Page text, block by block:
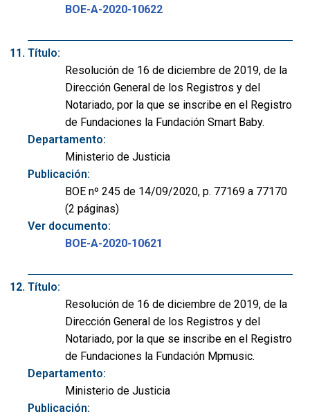
BOE-A-2020-10622
Título:
Resolución de 16 de diciembre de 2019, de la
Dirección General de los Registros y del
Notariado, por la que se inscribe en el Registro
de Fundaciones la Fundación Smart Baby.
Departamento:
Ministerio de Justicia
Publicación:
BOE nº 245 de 14/09/2020, p. 77169 a 77170
(2 páginas)
Ver documento:
BOE-A-2020-10621
Título:
Resolución de 16 de diciembre de 2019, de la
Dirección General de los Registros y del
Notariado, por la que se inscribe en el Registro
de Fundaciones la Fundación Mpmusic.
Departamento:
Ministerio de Justicia
Publicación: